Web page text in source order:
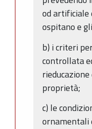
od artificiale
ospitano e
b) i criteri
controllata
proprietà;
c) le
ornamentali